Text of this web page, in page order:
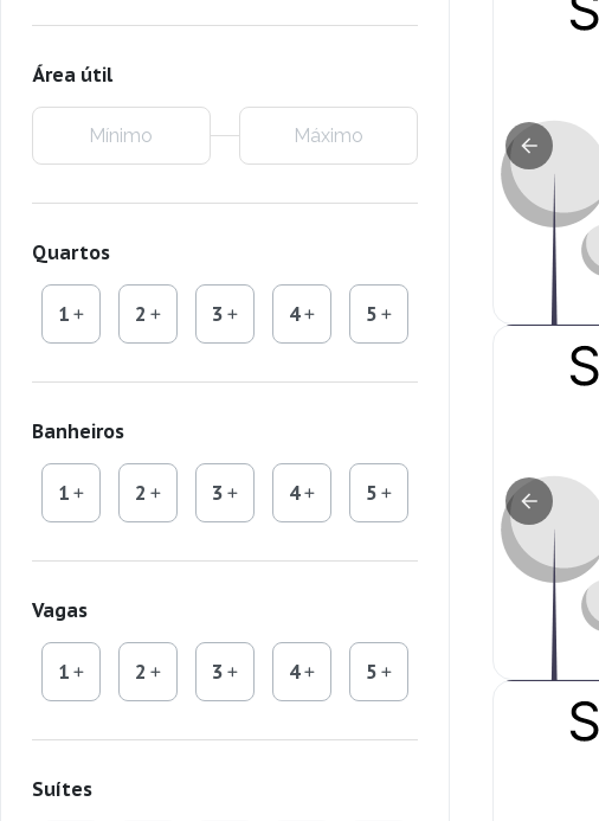
Área útil
Quartos
1 2 3 4 5
Banheiros
1 2 3 4 5
Vagas
1 2 3 4 5
Suítes